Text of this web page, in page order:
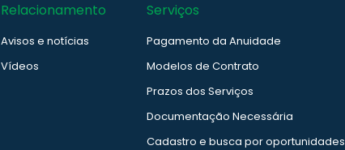
Relacionamento
Avisos e notícias
Vídeos
Serviços
Pagamento da Anuidade
Modelos de Contrato
Prazos dos Serviços
Documentação Necessária
Cadastro e busca por oportunidades